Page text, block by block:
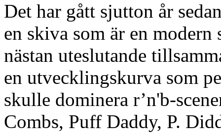
Det har gått sjutton år
en skiva som är en
nästan uteslutande
en utvecklingskurva som
skulle dominera r’n'b-
Combs, Puff Daddy, P.